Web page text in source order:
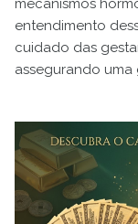
mecanismos
entendimento
cuidado das
assegurando uma